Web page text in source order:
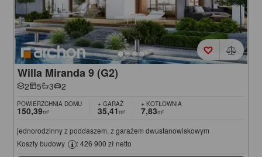
Willa Miranda 9 (G2)
2 5 3 2
POWIERZCHNIA DOMU
150,39m²
+ GARAŻ
35,41m²
+ KOTŁOWNIA
7,83m²
jednorodzinny z poddaszem, z garażem dwustanowiskowym
Koszty budowy
: 426 900 zł netto